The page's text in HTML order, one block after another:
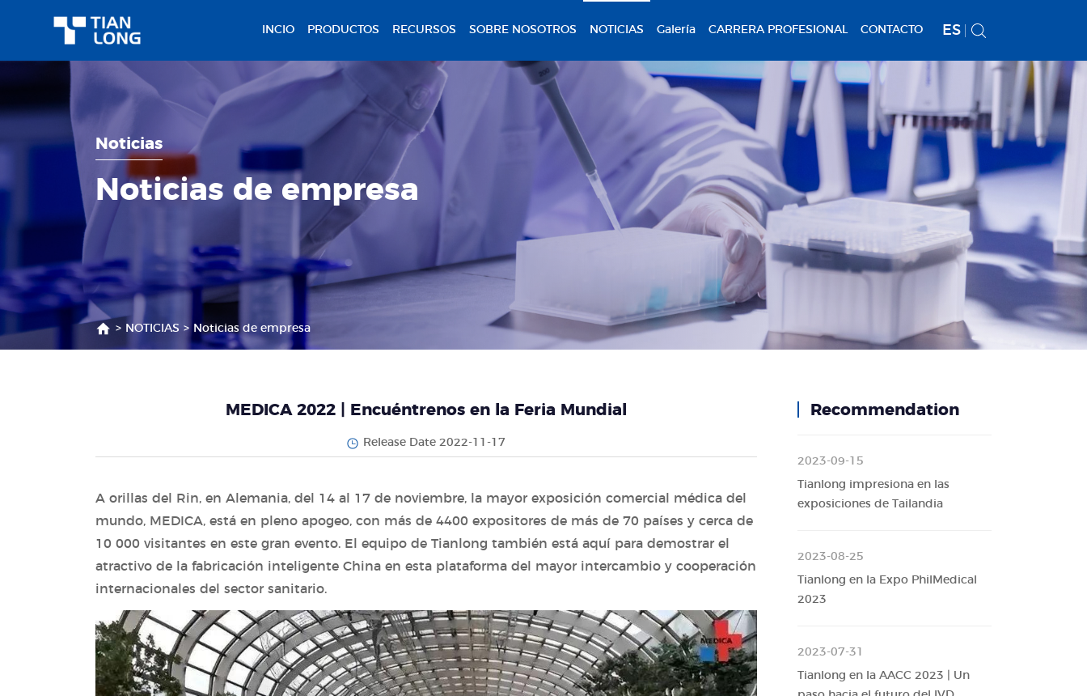
INCIO PRODUCTOS RECURSOS SOBRE NOSOTROS NOTICIAS Galería CARRERA PROFESIONAL CONTACTO ES
Noticias
Noticias de empresa
> NOTICIAS > Noticias de empresa
MEDICA 2022 | Encuéntrenos en la Feria Mundial
Release Date 2022-11-17
A orillas del Rin, en Alemania, del 14 al 17 de noviembre, la mayor exposición comercial médica del
mundo, MEDICA, está en pleno apogeo, con más de 4400 expositores de más de 70 países y cerca de
10 000 visitantes en este gran evento. El equipo de Tianlong también está aquí para demostrar el
atractivo de la fabricación inteligente China en esta plataforma del mayor intercambio y cooperación
internacionales del sector sanitario.
Recommendation
2023-09-15
Tianlong impresiona en las
exposiciones de Tailandia
2023-08-25
Tianlong en la Expo PhilMedical
2023
2023-07-31
Tianlong en la AACC 2023 | Un